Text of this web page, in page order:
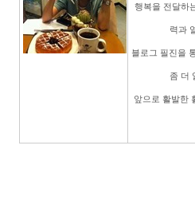
행복을 전달하
력과
블로그 필진을
좀 더
앞으로 활발한